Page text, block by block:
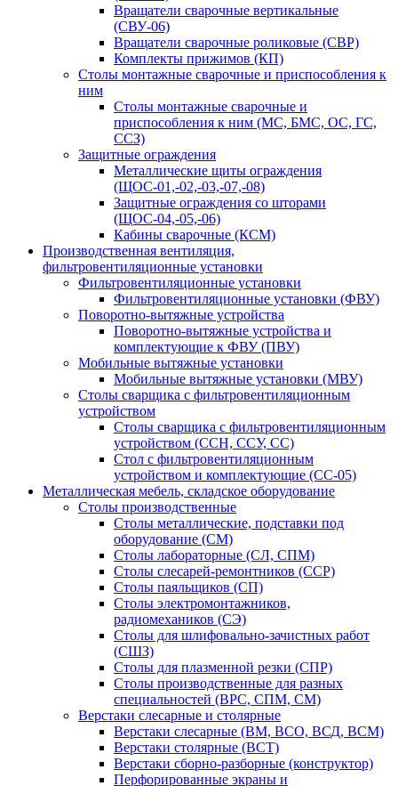
Вращатели сварочные вертикальные
(СВУ-06)
Вращатели сварочные роликовые (СВР)
Комплекты прижимов (КП)
Столы монтажные сварочные и приспособления к
ним
Столы монтажные сварочные и
приспособления к ним (МС, БМС, ОС, ГС,
ССЗ)
Защитные ограждения
Металлические щиты ограждения
(ЩОС-01,-02,-03,-07,-08)
Защитные ограждения со шторами
(ЩОС-04,-05,-06)
Кабины сварочные (КСМ)
Производственная вентиляция,
фильтровентиляционные установки
Фильтровентиляционные установки
Фильтровентиляционные установки (ФВУ)
Поворотно-вытяжные устройства
Поворотно-вытяжные устройства и
комплектующие к ФВУ (ПВУ)
Мобильные вытяжные установки
Мобильные вытяжные установки (МВУ)
Столы сварщика с фильтровентиляционным
устройством
Столы сварщика с фильтровентиляционным
устройством (ССН, ССУ, СС)
Стол с фильтровентиляционным
устройством и комплектующие (СС-05)
Металлическая мебель, складское оборудование
Столы производственные
Столы металлические, подставки под
оборудование (СМ)
Столы лабораторные (СЛ, СПМ)
Столы слесарей-ремонтников (ССР)
Столы паяльщиков (СП)
Столы электромонтажников,
радиомехаников (СЭ)
Столы для шлифовально-зачистных работ
(СШЗ)
Столы для плазменной резки (СПР)
Столы производственные для разных
специальностей (ВРС, СПМ, СМ)
Верстаки слесарные и столярные
Верстаки слесарные (ВМ, ВСО, ВСД, ВСМ)
Верстаки столярные (ВСТ)
Верстаки сборно-разборные (конструктор)
Перфорированные экраны и